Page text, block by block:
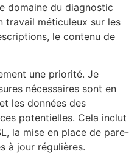
domaine du diagnostic
travail méticuleux sur les
le contenu de
une priorité. Je
nécessaires sont en
les données des
potentielles. Cela inclut
la mise en place de pare-
à jour régulières.